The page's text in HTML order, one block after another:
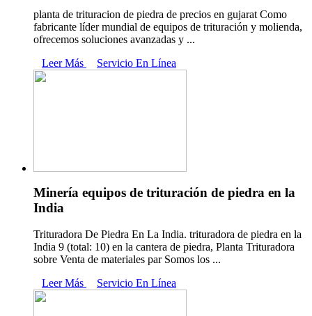
planta de trituracion de piedra de precios en gujarat Como
fabricante líder mundial de equipos de trituración y molienda,
ofrecemos soluciones avanzadas y ...
Leer Más
Servicio En Línea
Minería equipos de trituración de piedra en la
India
Trituradora De Piedra En La India. trituradora de piedra en la
India 9 (total: 10) en la cantera de piedra, Planta Trituradora
sobre Venta de materiales par Somos los ...
Leer Más
Servicio En Línea